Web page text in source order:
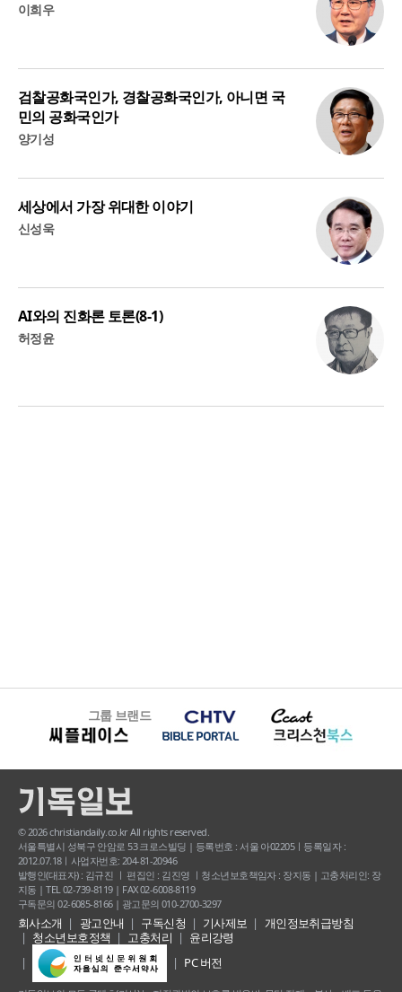
이희우
검찰공화국인가, 경찰공화국인가, 아니면 국
민의 공화국인가
양기성
세상에서 가장 위대한 이야기
신성욱
AI와의 진화론 토론(8-1)
허정윤
그룹 브랜드
© 2026 christiandaily.co.kr All rights reserved.
서울특별시 성북구 안암로 53 크로스빌딩 | 등록번호 : 서울 아02205ㅣ등록일자 :
2012.07.18ㅣ사업자번호: 204-81-20946
발행인(대표자) : 김규진 ㅣ 편집인 : 김진영 ㅣ청소년보호책임자 : 장지동 | 고충처리인: 장
지동 | TEL 02-739-8119 | FAX 02-6008-8119
구독문의 02-6085-8166 | 광고문의 010-2700-3297
회사소개 광고안내 구독신청 기사제보
개인정보취급방침
청소년보호정책
고충처리
윤리강령
PC 버전